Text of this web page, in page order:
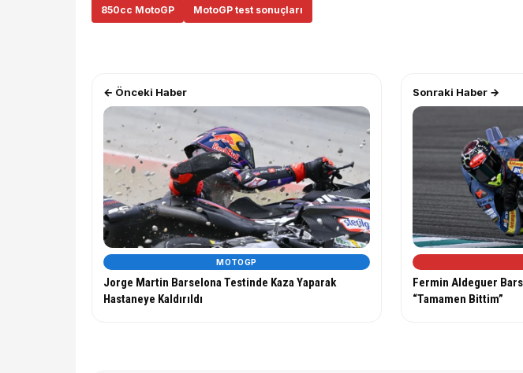
850cc MotoGP MotoGP test sonuçları
← Önceki Haber
MOTOGP
Jorge Martin Barselona Testinde Kaza Yaparak
Hastaneye Kaldırıldı
Sonraki Haber →
Fermin Aldeguer
“Tamamen Bittim”